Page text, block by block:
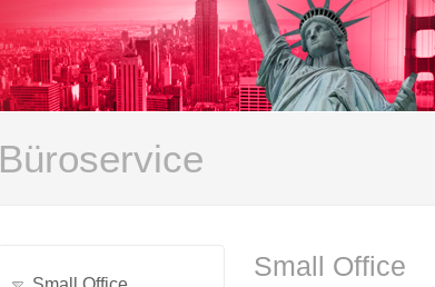
Büroservice
Small Office